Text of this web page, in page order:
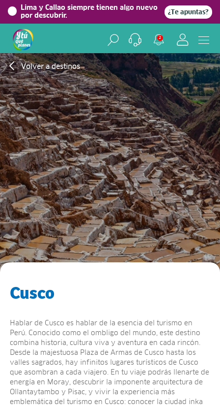
Lima y Callao siempre tienen algo nuevo
por descubrir.
¿Te apuntas?
2
Volver a destinos
Cusco
Hablar de Cusco es hablar de la esencia del turismo en
Perú. Conocido como el ombligo del mundo, este destino
combina historia, cultura viva y aventura en cada rincón.
Desde la majestuosa Plaza de Armas de Cusco hasta los
valles sagrados, hay infinitos lugares turísticos de Cusco
que asombran a cada viajero. En tu viaje podrás llenarte de
energía en Moray, descubrir la imponente arquitectura de
Ollantaytambo y Pisac, y vivir la experiencia más
emblemática del turismo en Cusco: conocer la ciudad inka